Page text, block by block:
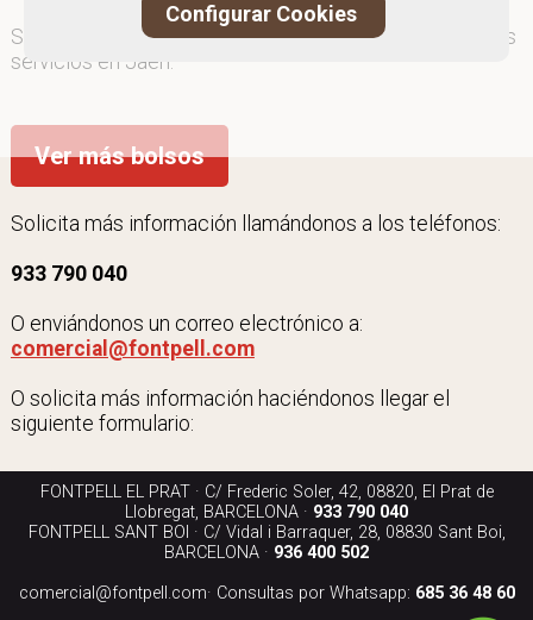
Somos especialistas en Bolsos, y ofrecemos nuestros
servicios en Jaén.
Ver más bolsos
Solicita más información llamándonos a los teléfonos:
933 790 040
O enviándonos un correo electrónico a:
comercial@fontpell.com
O solicita más información haciéndonos llegar el
siguiente formulario:
FONTPELL EL PRAT · C/ Frederic Soler, 42, 08820, El Prat de
Llobregat, BARCELONA · 933 790 040
FONTPELL SANT BOI · C/ Vidal i Barraquer, 28, 08830 Sant Boi,
BARCELONA · 936 400 502
comercial@fontpell.com· Consultas por Whatsapp: 685 36 48 60
Configurar Cookies